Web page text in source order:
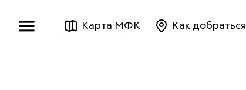
Карта МФК Как добраться